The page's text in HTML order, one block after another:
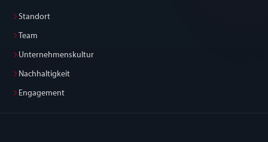
Standort
Team
Unternehmenskultur
Nachhaltigkeit
Engagement